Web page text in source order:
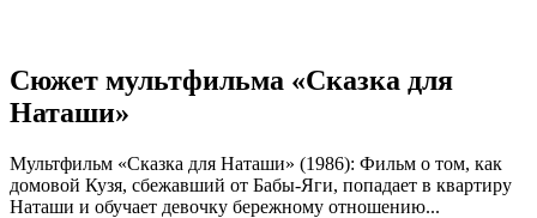
Сюжет мультфильма «Сказка для
Наташи»
Мультфильм «Сказка для Наташи» (1986): Фильм о том, как
домовой Кузя, сбежавший от Бабы-Яги, попадает в квартиру
Наташи и обучает девочку бережному отношению...